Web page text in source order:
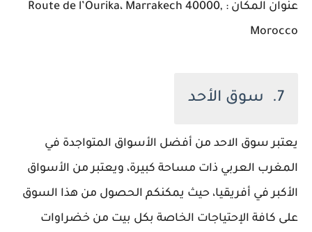
عنوان المكان : Route de l’Ourika، Marrakech 40000,
Morocco
7. سوق الأحد
يعتبر سوق الاحد من أفضل الأسواق المتواجدة في
المغرب العربي ذات مساحة كبيرة، ويعتبر من الأسواق
الأكبر في أفريقيا، حيث يمكنكم الحصول من هذا السوق
على كافة الإحتياجات الخاصة بكل بيت من خضراوات